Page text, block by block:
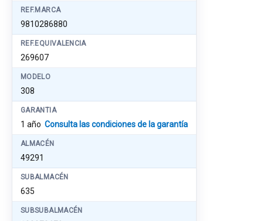
REF.MARCA
9810286880
REF.EQUIVALENCIA
269607
MODELO
308
GARANTIA
1 año Consulta las condiciones de la garantía
ALMACÉN
49291
SUBALMACÉN
635
SUBSUBALMACÉN